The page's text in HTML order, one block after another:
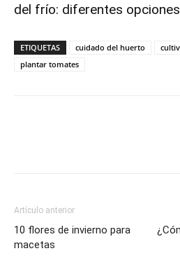
del frío: diferentes opciones
ETIQUETAS cuidado del huerto
plantar tomates
Artículo anterior
10 flores de invierno para
macetas